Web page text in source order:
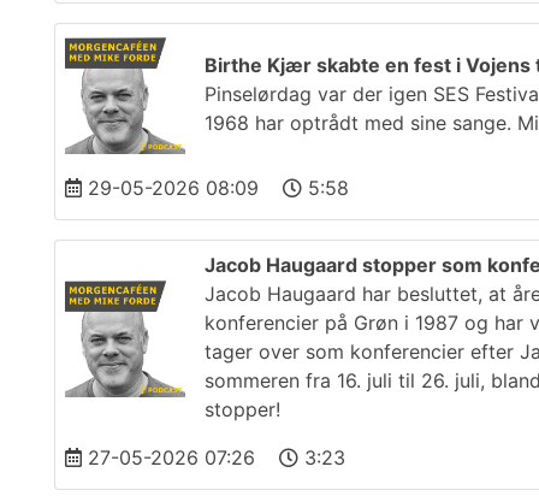
Birthe Kjær skabte en fest i Vojens
Pinselørdag var der igen SES
1968 har optrådt med sine sange.
29-05-2026 08:09 5:58
Jacob Haugaard stopper som
Jacob Haugaard har besluttet, at
konferencier på Grøn i 1987 og
tager over som konferencier efter
sommeren fra 16. juli til 26. juli,
stopper!
27-05-2026 07:26
3:23